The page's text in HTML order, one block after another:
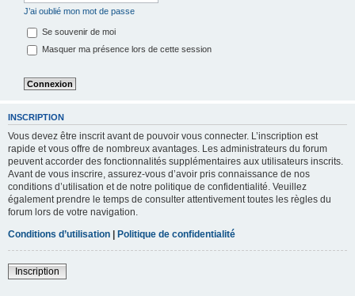
J’ai oublié mon mot de passe
Se souvenir de moi
Masquer ma présence lors de cette session
INSCRIPTION
Vous devez être inscrit avant de pouvoir vous connecter. L’inscription est
rapide et vous offre de nombreux avantages. Les administrateurs du forum
peuvent accorder des fonctionnalités supplémentaires aux utilisateurs inscrits.
Avant de vous inscrire, assurez-vous d’avoir pris connaissance de nos
conditions d’utilisation et de notre politique de confidentialité. Veuillez
également prendre le temps de consulter attentivement toutes les règles du
forum lors de votre navigation.
Conditions d’utilisation | Politique de confidentialité
Inscription